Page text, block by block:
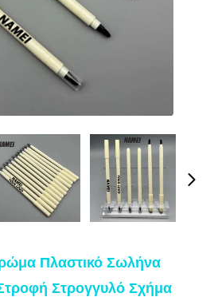
Πλαστικό Σωλήνα
Στροφή Στρογγυλό Σχήμα